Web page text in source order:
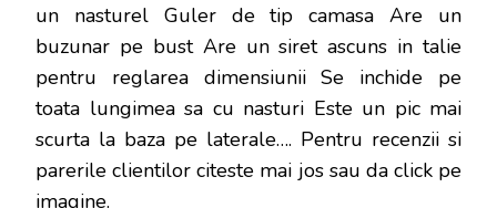
un nasturel Guler de tip camasa Are un
buzunar pe bust Are un siret ascuns in talie
pentru reglarea dimensiunii Se inchide pe
toata lungimea sa cu nasturi Este un pic mai
scurta la baza pe laterale…. Pentru recenzii si
parerile clientilor citeste mai jos sau da click pe
imagine.